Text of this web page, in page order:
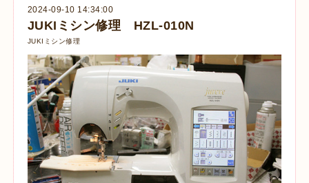
2024-09-10 14:34:00
JUKIミシン修理 HZL-010N
JUKIミシン修理